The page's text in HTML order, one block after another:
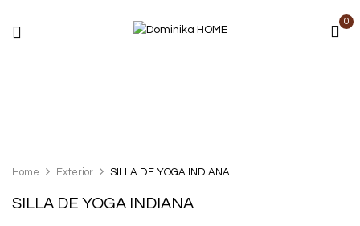
0
Home Exterior SILLA DE YOGA INDIANA
SILLA DE YOGA INDIANA